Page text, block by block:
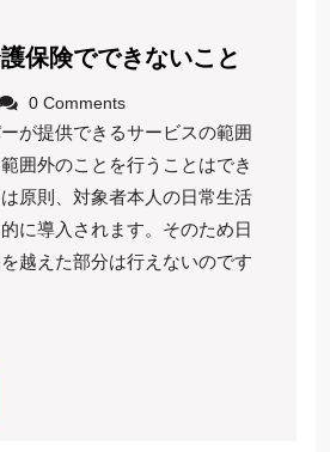
保険でできないこと
ー
が
介
護
保
0 Comments
が提供できるサービスの範囲
囲外のことを行うことはでき
原則、対象者本人の日常生活
に導入されます。そのため日
越えた部分は行えないのです